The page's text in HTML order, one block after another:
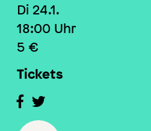
Di 24.1.
18:00 Uhr
5 €
Tickets